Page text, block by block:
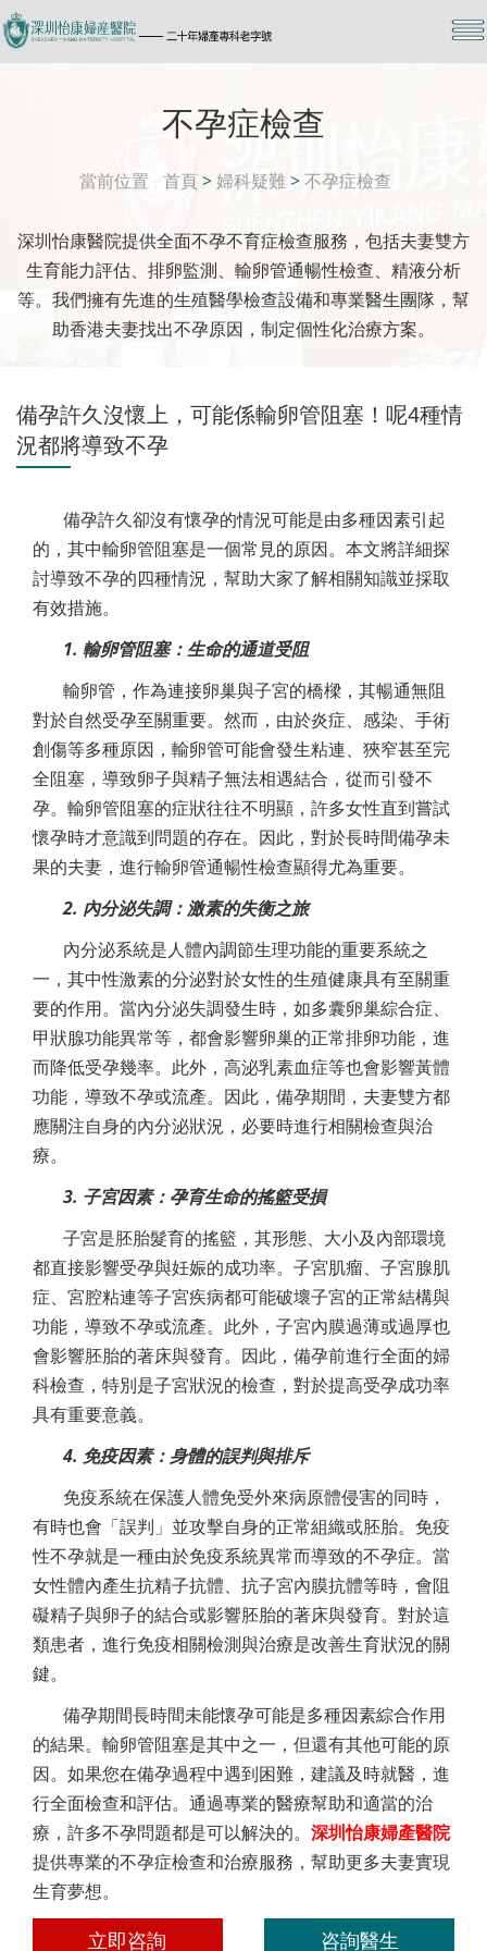
不孕症檢查
當前位置 首頁 >婦科疑難>不孕症檢查
深圳怡康醫院提供全面不孕不育症檢查服務，包括夫妻雙方
生育能力評估、排卵監測、輸卵管通暢性檢查、精液分析
等。我們擁有先進的生殖醫學檢查設備和專業醫生團隊，幫
助香港夫妻找出不孕原因，制定個性化治療方案。
備孕許久沒懷上，可能係輸卵管阻塞！呢4種情
況都將導致不孕
備孕許久卻沒有懷孕的情況可能是由多種因素引起
的，其中輸卵管阻塞是一個常見的原因。本文將詳細探
討導致不孕的四種情況，幫助大家了解相關知識並採取
有效措施。
1. 輸卵管阻塞：生命的通道受阻
輸卵管，作為連接卵巢與子宮的橋樑，其暢通無阻
對於自然受孕至關重要。然而，由於炎症、感染、手術
創傷等多種原因，輸卵管可能會發生粘連、狹窄甚至完
全阻塞，導致卵子與精子無法相遇結合，從而引發不
孕。輸卵管阻塞的症狀往往不明顯，許多女性直到嘗試
懷孕時才意識到問題的存在。因此，對於長時間備孕未
果的夫妻，進行輸卵管通暢性檢查顯得尤為重要。
2. 內分泌失調：激素的失衡之旅
內分泌系統是人體內調節生理功能的重要系統之
一，其中性激素的分泌對於女性的生殖健康具有至關重
要的作用。當內分泌失調發生時，如多囊卵巢綜合症、
甲狀腺功能異常等，都會影響卵巢的正常排卵功能，進
而降低受孕幾率。此外，高泌乳素血症等也會影響黃體
功能，導致不孕或流產。因此，備孕期間，夫妻雙方都
應關注自身的內分泌狀況，必要時進行相關檢查與治
療。
3. 子宮因素：孕育生命的搖籃受損
子宮是胚胎髮育的搖籃，其形態、大小及內部環境
都直接影響受孕與妊娠的成功率。子宮肌瘤、子宮腺肌
症、宮腔粘連等子宮疾病都可能破壞子宮的正常結構與
功能，導致不孕或流產。此外，子宮內膜過薄或過厚也
會影響胚胎的著床與發育。因此，備孕前進行全面的婦
科檢查，特別是子宮狀況的檢查，對於提高受孕成功率
具有重要意義。
4. 免疫因素：身體的誤判與排斥
免疫系統在保護人體免受外來病原體侵害的同時，
有時也會「誤判」並攻擊自身的正常組織或胚胎。免疫
性不孕就是一種由於免疫系統異常而導致的不孕症。當
女性體內產生抗精子抗體、抗子宮內膜抗體等時，會阻
礙精子與卵子的結合或影響胚胎的著床與發育。對於這
類患者，進行免疫相關檢測與治療是改善生育狀況的關
鍵。
備孕期間長時間未能懷孕可能是多種因素綜合作用
的結果。輸卵管阻塞是其中之一，但還有其他可能的原
因。如果您在備孕過程中遇到困難，建議及時就醫，進
行全面檢查和評估。通過專業的醫療幫助和適當的治
療，許多不孕問題都是可以解決的。 深圳怡康婦產醫院
提供專業的不孕症檢查和治療服務，幫助更多夫妻實現
生育夢想。
立即咨詢 咨詢醫生